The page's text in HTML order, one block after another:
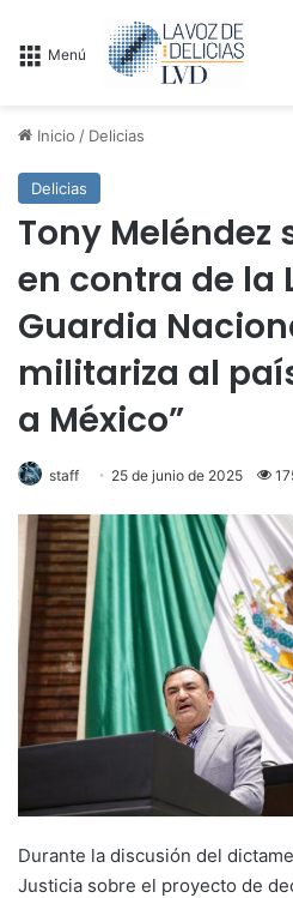
Menú
Inicio / Delicias
Delicias
Tony Meléndez
en contra de la
Guardia
militariza al
a México”
staff 25 de junio de 2025
Durante la discusión del
Justicia sobre el proyecto de